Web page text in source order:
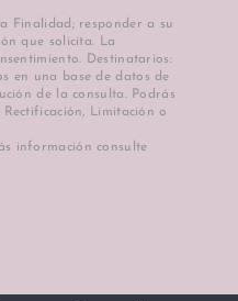
Finalidad; responder a su
que solicita. La
Destinatarios:
en una base de datos de
de la consulta. Podrás
Rectificación, Limitación o
información consulte